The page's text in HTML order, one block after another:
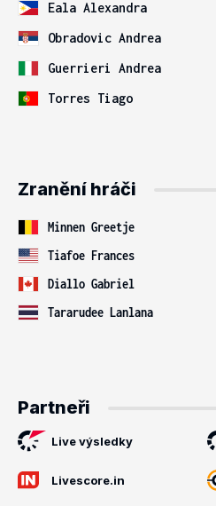
Eala Alexandra
Obradovic Andrea
Guerrieri Andrea
Torres Tiago
Zranění hráči
Minnen Greetje
Tiafoe Frances
Diallo Gabriel
Tararudee Lanlana
Partneři
Live výsledky
Livescore.in